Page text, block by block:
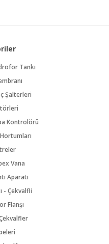
Tankı
Şalterleri
Kontrolörü
Vana
Aparatı
- Çekvalfli
Flanşı